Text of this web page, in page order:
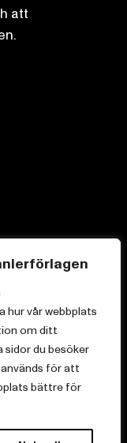
hur vår webbplats
om ditt
sidor du besöker
för att
bättre för
att